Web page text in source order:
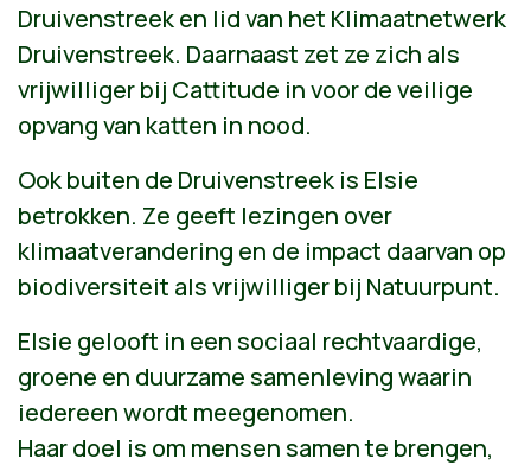
Druivenstreek en lid van het Klimaatnetwerk
Druivenstreek. Daarnaast zet ze zich als
vrijwilliger bij Cattitude in voor de veilige
opvang van katten in nood.
Ook buiten de Druivenstreek is Elsie
betrokken. Ze geeft lezingen over
klimaatverandering en de impact daarvan op
biodiversiteit als vrijwilliger bij Natuurpunt.
Elsie gelooft in een sociaal rechtvaardige,
groene en duurzame samenleving waarin
iedereen wordt meegenomen.
Haar doel is om mensen samen te brengen,